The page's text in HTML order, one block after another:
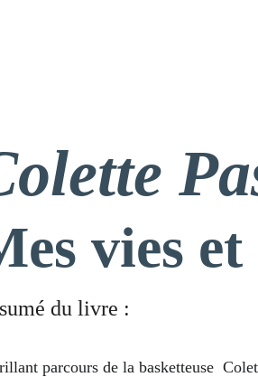
vies
parcours de la basketteuse
du livre :